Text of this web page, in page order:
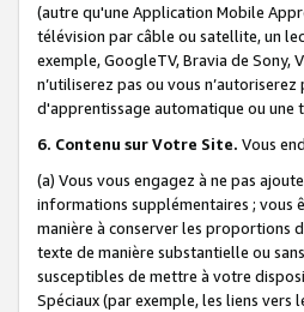
(autre qu'une Application Mobile
télévision par câble ou satellite, un
exemple, GoogleTV, Bravia de Sony,
n’utiliserez pas ou vous
d'apprentissage automatique ou une
6. Contenu sur Votre Site. Vous
(a) Vous vous engagez à ne pas
informations supplémentaires ; vous
manière à conserver les proportions
texte de manière substantielle ou
susceptibles de mettre à votre
Spéciaux (par exemple, les liens